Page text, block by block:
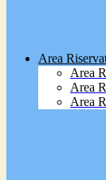
Area
Area
Area
Area